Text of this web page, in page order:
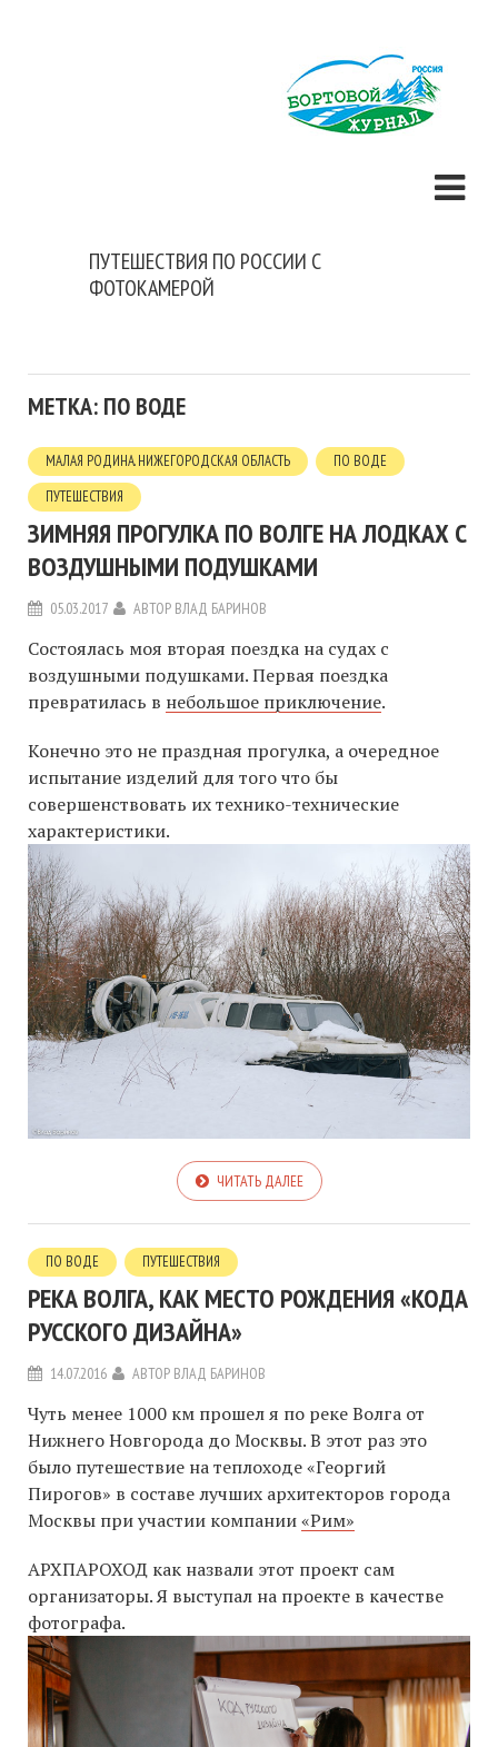
ПУТЕШЕСТВИЯ ПО РОССИИ С
ФОТОКАМЕРОЙ
МЕТКА: ПО ВОДЕ
МАЛАЯ РОДИНА. НИЖЕГОРОДСКАЯ ОБЛАСТЬ
ПО ВОДЕ
ПУТЕШЕСТВИЯ
ЗИМНЯЯ ПРОГУЛКА ПО ВОЛГЕ НА ЛОДКАХ С
ВОЗДУШНЫМИ ПОДУШКАМИ
05.03.2017 АВТОР ВЛАД БАРИНОВ
Состоялась моя вторая поездка на судах с
воздушными подушками. Первая поездка
превратилась в небольшое приключение.
Конечно это не праздная прогулка, а очередное
испытание изделий для того что бы
совершенствовать их технико-технические
характеристики.
ЧИТАТЬ ДАЛЕЕ
ПО ВОДЕ ПУТЕШЕСТВИЯ
РЕКА ВОЛГА, КАК МЕСТО РОЖДЕНИЯ «КОДА
РУССКОГО ДИЗАЙНА»
14.07.2016 АВТОР ВЛАД БАРИНОВ
Чуть менее 1000 км прошел я по реке Волга от
Нижнего Новгорода до Москвы. В этот раз это
было путешествие на теплоходе «Георгий
Пирогов» в составе лучших архитекторов города
Москвы при участии компании«Рим»
АРХПАРОХОД как назвали этот проект сам
организаторы. Я выступал на проекте в качестве
фотографа.